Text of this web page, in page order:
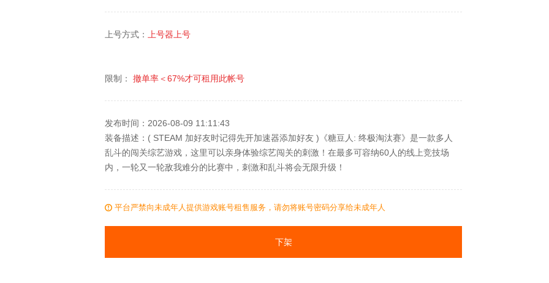
上号方式： 上号器上号
限制： 撤单率＜67%才可租用此帐号
发布时间：2026-08-09 11:11:43
装备描述：( STEAM 加好友时记得先开加速器添加好友 )《糖豆人: 终极淘汰赛》是一款多人
乱斗的闯关综艺游戏，这里可以亲身体验综艺闯关的刺激！在最多可容纳60人的线上竞技场
内，一轮又一轮敌我难分的比赛中，刺激和乱斗将会无限升级！
平台严禁向未成年人提供游戏账号租售服务，请勿将账号密码分享给未成年人
下架